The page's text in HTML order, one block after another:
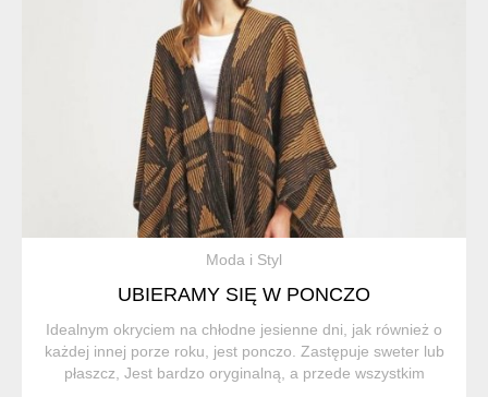
Moda i Styl
UBIERAMY SIĘ W PONCZO
Idealnym okryciem na chłodne jesienne dni, jak również o
każdej innej porze roku, jest ponczo. Zastępuje sweter lub
płaszcz, Jest bardzo oryginalną, a przede wszystkim